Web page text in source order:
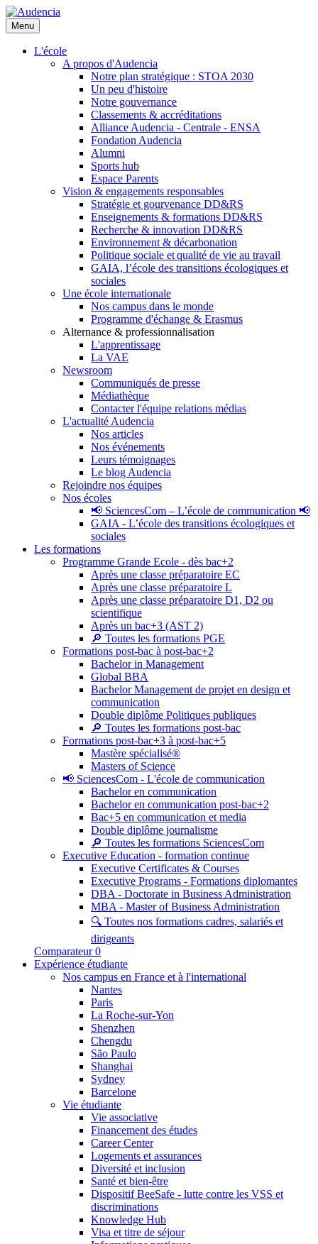
Aller
au
contenu
principal
Menu
L'école
A propos d'Audencia
Notre plan stratégique : STOA 2030
Un peu d'histoire
Notre gouvernance
Classements & accréditations
Alliance Audencia - Centrale - ENSA
Fondation Audencia
Alumni
Sports hub
Espace Parents
Vision & engagements responsables
Stratégie et gourvenance DD&RS
Enseignements & formations DD&RS
Recherche & innovation DD&RS
Environnement & décarbonation
Politique sociale et qualité de vie au travail
GAIA, l’école des transitions écologiques et
sociales
Une école internationale
Nos campus dans le monde
Programme d'échange & Erasmus
Alternance & professionnalisation
L'apprentissage
La VAE
Newsroom
Communiqués de presse
Médiathèque
Contacter l'équipe relations médias
L'actualité Audencia
Nos articles
Nos événements
Leurs témoignages
Le blog Audencia
Rejoindre nos équipes
Nos écoles
📢 SciencesCom – L’école de communication 📢
GAIA - L’école des transitions écologiques et
sociales
Les formations
Programme Grande Ecole - dès bac+2
Après une classe préparatoire EC
Après une classe préparatoire L
Après une classe préparatoire D1, D2 ou
scientifique
Après un bac+3 (AST 2)
🔎 Toutes les formations PGE
Formations post-bac à post-bac+2
Bachelor in Management
Global BBA
Bachelor Management de projet en design et
communication
Double diplôme Politiques publiques
🔎 Toutes les formations post-bac
Formations post-bac+3 à post-bac+5
Mastère spécialisé®
Masters of Science
📢 SciencesCom - L'école de communication
Bachelor en communication
Bachelor en communication post-bac+2
Bac+5 en communication et media
Double diplôme journalisme
🔎 Toutes les formations SciencesCom
Executive Education - formation continue
Executive Certificates & Courses
Executive Programs - Formations diplomantes
DBA - Doctorate in Business Administration
MBA - Master of Business Administration
🔍 Toutes nos formations cadres, salariés et
dirigeants
Comparateur 0
Expérience étudiante
Nos campus en France et à l'international
Nantes
Paris
La Roche-sur-Yon
Shenzhen
Chengdu
São Paulo
Shanghai
Sydney
Barcelone
Vie étudiante
Vie associative
Financement des études
Career Center
Logements et assurances
Diversité et inclusion
Santé et bien-être
Dispositif BeeSafe - lutte contre les VSS et
discriminations
Knowledge Hub
Visa et titre de séjour